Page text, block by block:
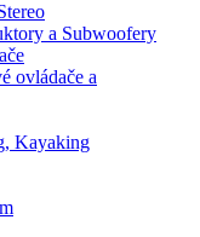
a Subwoofery
ovládače a
Kayaking